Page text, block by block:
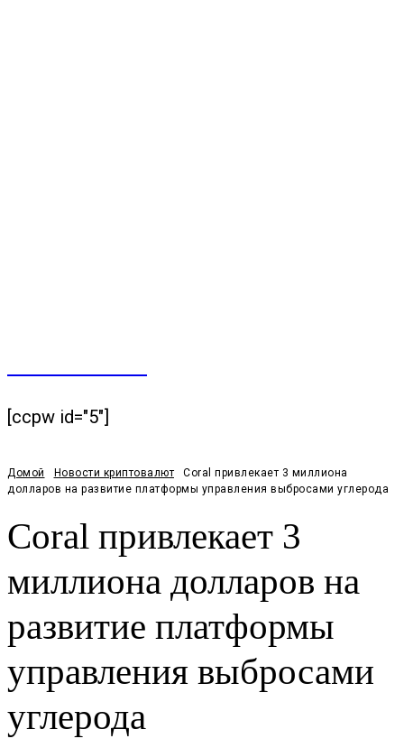
[ccpw id="5"]
Домой Новости криптовалют
Coral привлекает 3 миллиона
долларов на развитие платформы управления выбросами углерода
Coral привлекает 3
миллиона долларов на
развитие платформы
управления выбросами
углерода